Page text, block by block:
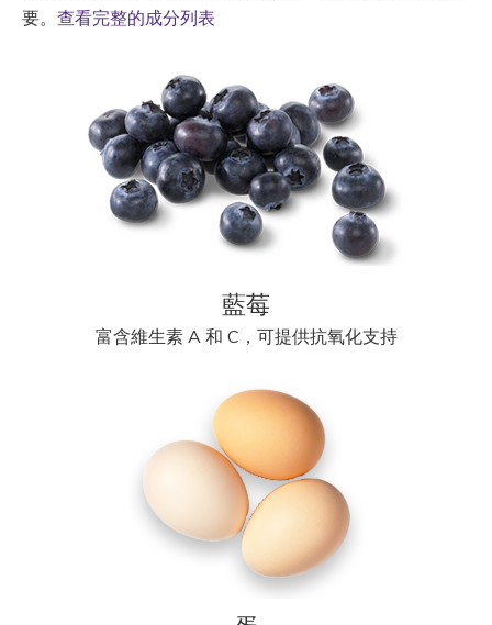
要。 查看完整的成分列表
藍莓
富含維生素 A 和 C，可提供抗氧化支持